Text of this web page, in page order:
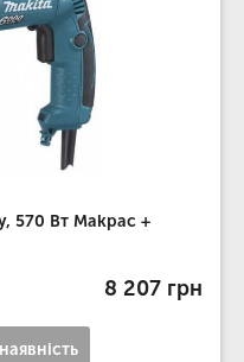
570 Вт Makpac +
8 207 грн